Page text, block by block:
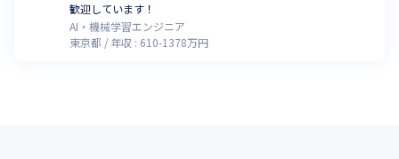
歓迎しています！
AI・機械学習エンジニア
東京都
年収 : 610-1378万円